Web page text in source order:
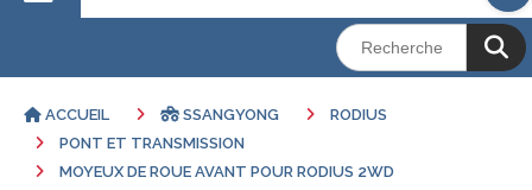
ACCUEIL SSANGYONG
RODIUS
PONT ET TRANSMISSION
MOYEUX DE ROUE AVANT POUR RODIUS 2WD